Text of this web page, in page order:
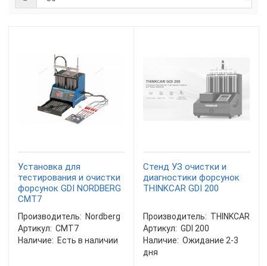
Установка для
тестирования и очистки
форсунок GDI NORDBERG
CMT7
Производитель: Nordberg
Артикул: CMT7
Наличие: Есть в наличии
Стенд УЗ очистки и
диагностики форсунок
THINKCAR GDI 200
Производитель: THINKCAR
Артикул: GDI 200
Наличие: Ожидание 2-3
дня